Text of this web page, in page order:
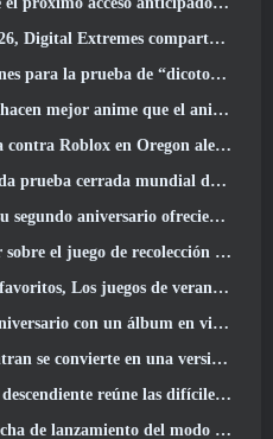
Extremes comparte todos los paneles
de “dicotomía” de Silver Palace
anime que el anime hace juegos
alegando un incidente de preparación infantil
mundial de Global MapleStory Classic
jugadores la posibilidad de elegir un agente de rango S gratuito
de criaturas de HoYoverse, Honkai: Alma de enlace
de verano han regresado a Overwatch
álbum en vinilo de edición coleccionista
en una versión “Eastern Steampunk” 2.0
batallas de intercepción del vacío y las profundidades
del modo clásico de League Of Legends